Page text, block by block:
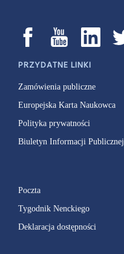
PRZYDATNE LINKI
Zamówienia publiczne
Europejska Karta Naukowca
Polityka prywatności
Biuletyn Informacji Publicznej
Poczta
Tygodnik Nenckiego
Deklaracja dostępności